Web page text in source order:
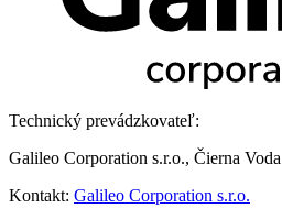
Technický prevádzkovateľ:
Galileo Corporation s.r.o., Čierna
Kontakt: Galileo Corporation s.r.o.